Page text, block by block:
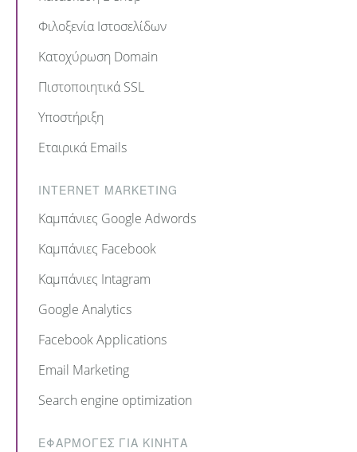
Φιλοξενία Ιστοσελίδων
Κατοχύρωση Domain
Πιστοποιητικά SSL
Υποστήριξη
Εταιρικά Emails
INTERNET MARKETING
Καμπάνιες Google Adwords
Καμπάνιες Facebook
Καμπάνιες Intagram
Google Analytics
Facebook Applications
Email Marketing
Search engine optimization
ΕΦΑΡΜΟΓΕΣ ΓΙΑ ΚΙΝΗΤΑ